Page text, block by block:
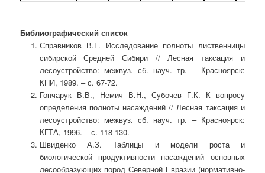
Библиографический список
Справников В.Г. Исследование полноты лиственницы
сибирской Средней Сибири // Лесная таксация и
лесоустройство: межвуз. сб. науч. тр. – Красноярск:
КПИ, 1989. – с. 67-72.
Гончарук В.В., Немич В.Н., Субочев Г.К. К вопросу
определения полноты насаждений // Лесная таксация и
лесоустройство: межвуз. сб. науч. тр. – Красноярск:
КГТА, 1996. – с. 118-130.
Швиденко А.З. Таблицы и модели роста и
биологической продуктивности насаждений основных
лесообразующих пород Северной Евразии (нормативно-